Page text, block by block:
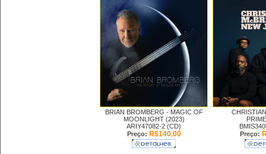
BRIAN BROMBERG - MAGIC OF
MOONLIGHT (2023)
ARIY47082-2 (CD)
Preço: R$140,00
Preço: